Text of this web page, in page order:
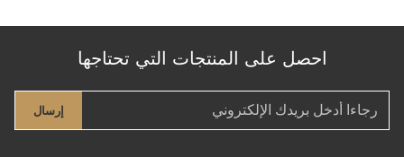
احصل على المنتجات التي تحتاجها
إرسال